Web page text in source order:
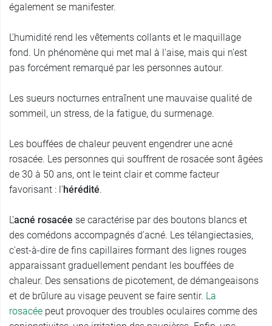
également se manifester.
L'humidité rend les vêtements collants et le maquillage
fond. Un phénomène qui met mal à l'aise, mais qui n’est
pas forcément remarqué par les personnes autour.
Les sueurs nocturnes entraînent une mauvaise qualité de
sommeil, un stress, de la fatigue, du surmenage.
Les bouffées de chaleur peuvent engendrer une acné
rosacée. Les personnes qui souffrent de rosacée sont âgées
de 30 à 50 ans, ont le teint clair et comme facteur
favorisant : l’hérédité.
L’acné rosacée se caractérise par des boutons blancs et
des comédons accompagnés d’acné. Les télangiectasies,
c'est-à-dire de fins capillaires formant des lignes rouges
apparaissant graduellement pendant les bouffées de
chaleur. Des sensations de picotement, de démangeaisons
et de brûlure au visage peuvent se faire sentir. La
rosacée peut provoquer des troubles oculaires comme des